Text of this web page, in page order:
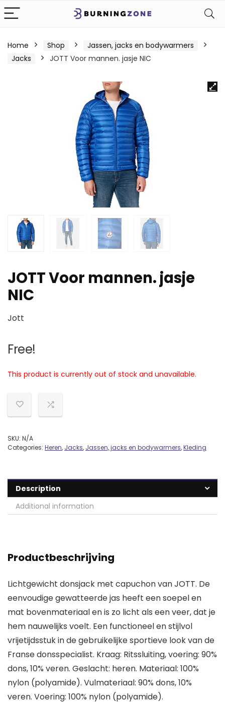
Home Shop
Jassen, jacks en bodywarmers
Jacks
JOTT Voor mannen. jasje NIC
JOTT Voor mannen. jasje
NIC
Jott
Free!
This product is currently out of stock and unavailable.
SKU: N/A
Categories: Heren, Jacks, Jassen, jacks en bodywarmers,Kleding
Description
Additional information
Productbeschrijving
Lichtgewicht donsjack met capuchon van JOTT. De
eenvoudige gewatteerde jas heeft een soepel en
mat bovenmateriaal en is zo licht als een veer, dat je
hem nauwelijks voelt. Een functioneel en stijlvol
vrijetijdsstuk in de gebruikelijke sportieve look van de
Franse donsspecialist. Kraag: Ritssluiting, voering: 90%
dons, 10% veren. Geslacht: heren. Materiaal: 100%
nylon (polyamide). Vulmateriaal: 90% dons, 10%
veren. Voering: 100% nylon (polyamide).